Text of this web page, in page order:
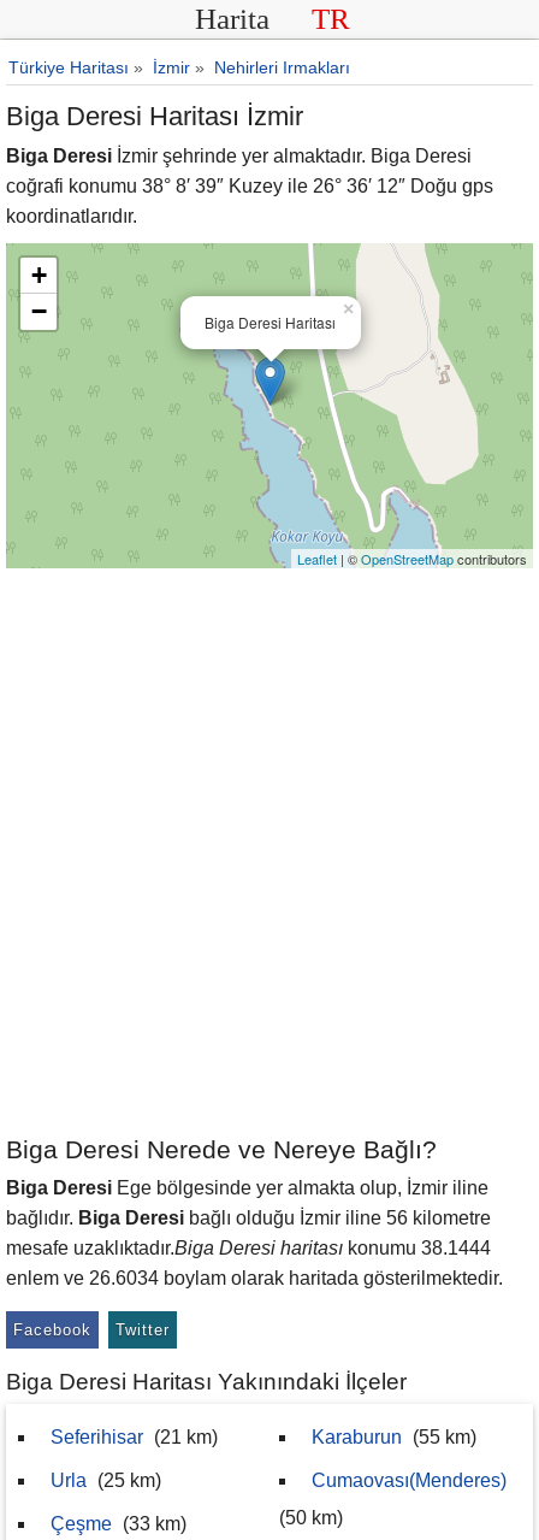
Harita TR
Türkiye Haritası » İzmir » Nehirleri Irmakları
Biga Deresi Haritası İzmir
Biga Deresi İzmir şehrinde yer almaktadır. Biga Deresi
coğrafi konumu 38° 8′ 39″ Kuzey ile 26° 36′ 12″ Doğu gps
koordinatlarıdır.
Biga Deresi Haritası
×
+
−
Leaflet | ©OpenStreetMapcontributors
Biga Deresi Nerede ve Nereye Bağlı?
Biga Deresi Ege bölgesinde yer almakta olup, İzmir iline
bağlıdır. Biga Deresi bağlı olduğu İzmir iline 56 kilometre
mesafe uzaklıktadır.Biga Deresi haritası konumu 38.1444
enlem ve 26.6034 boylam olarak haritada gösterilmektedir.
Facebook Twitter
Biga Deresi Haritası Yakınındaki İlçeler
Seferihisar (21 km)
Urla (25 km)
Çeşme (33 km)
Karaburun (55 km)
Cumaovası(Menderes)
(50 km)